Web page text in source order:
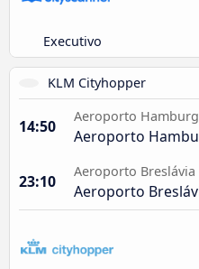
Executivo
KLM Cityhopper
14:50
Aeroporto
Aeroporto
23:10
Aeroporto Breslávia
Aeroporto